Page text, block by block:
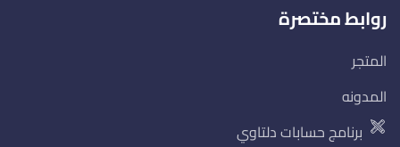
روابط مختصرة
المتجر
المدونه
برنامج حسابات دلتاوي